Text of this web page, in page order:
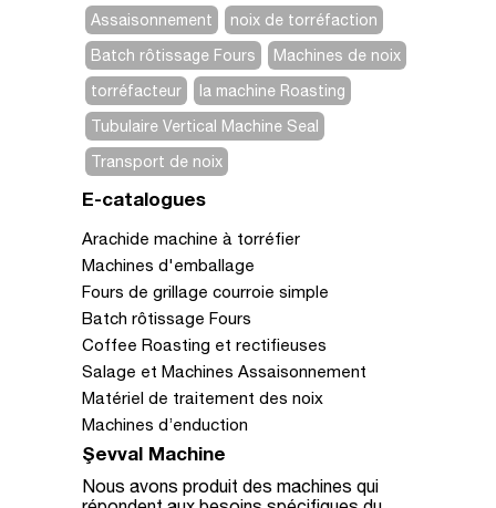
Assaisonnement
noix de torréfaction
Batch rôtissage Fours
Machines de noix
torréfacteur
la machine Roasting
Tubulaire Vertical Machine Seal
Transport de noix
E-catalogues
Arachide machine à torréfier
Machines d'emballage
Fours de grillage courroie simple
Batch rôtissage Fours
Coffee Roasting et rectifieuses
Salage et Machines Assaisonnement
Matériel de traitement des noix
Machines d’enduction
Şevval Machine
Nous avons produit des machines qui